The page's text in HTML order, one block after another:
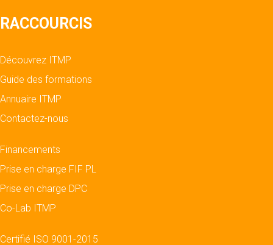
RACCOURCIS
Découvrez ITMP
Guide des formations
Annuaire ITMP
Contactez-nous
Financements
Prise en charge FIF PL
Prise en charge DPC
Co-Lab ITMP
Certifié ISO 9001-2015